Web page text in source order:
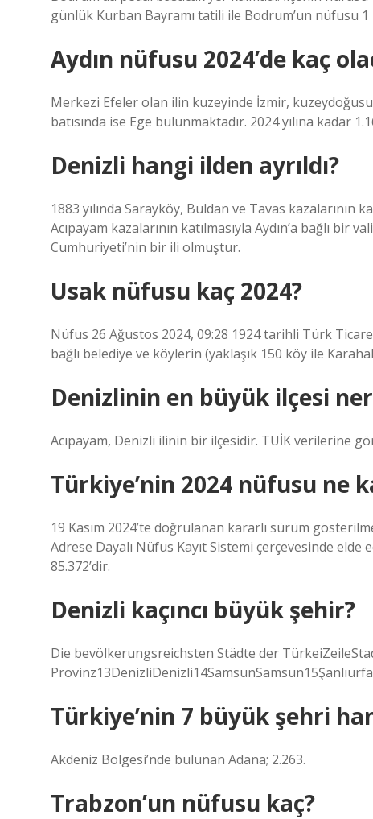
günlük Kurban Bayramı tatili ile Bodrum’un nüfusu 1
Aydın nüfusu 2024’de kaç
Merkezi Efeler olan ilin kuzeyinde İzmir,
batısında ise Ege bulunmaktadır. 2024 yılına kadar
Denizli hangi ilden ayrıldı?
1883 yılında Sarayköy, Buldan ve Tavas kazalarının
Acıpayam kazalarının katılmasıyla Aydın’a bağlı
Cumhuriyeti’nin bir ili olmuştur.
Usak nüfusu kaç 2024?
Nüfus 26 Ağustos 2024, 09:28 1924 tarihli Türk
bağlı belediye ve köylerin (yaklaşık 150 köy ile
Denizlinin en büyük ilçesi
Acıpayam, Denizli ilinin bir ilçesidir. TUİK verilerine
Türkiye’nin 2024 nüfusu ne
19 Kasım 2024’te doğrulanan kararlı sürüm
Adrese Dayalı Nüfus Kayıt Sistemi çerçevesinde
85.372’dir.
Denizli kaçıncı büyük şehir?
Die bevölkerungsreichsten Städte der
Türkiye’nin 7 büyük şehri
Akdeniz Bölgesi’nde bulunan Adana; 2.263.
Trabzon’un nüfusu kaç?